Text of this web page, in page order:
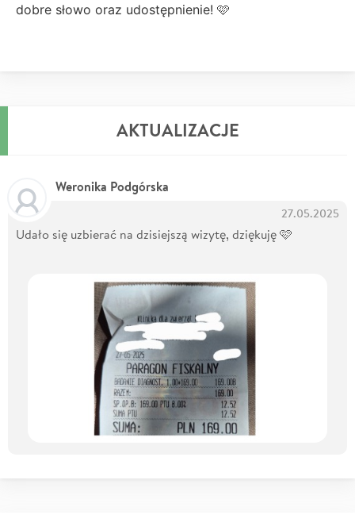
dobre słowo oraz udostępnienie! 🩷
AKTUALIZACJE
Weronika Podgórska
27.05.2025
Udało się uzbierać na dzisiejszą wizytę, dziękuję 🩷